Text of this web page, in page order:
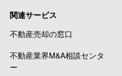
関連サービス
不動産売却の窓口
不動産業界M&A相談センタ
ー